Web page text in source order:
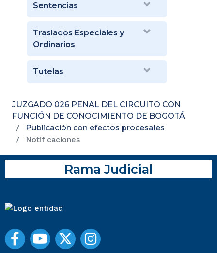
Sentencias
Traslados Especiales y
Ordinarios
Tutelas
JUZGADO 026 PENAL DEL CIRCUITO CON
FUNCIÓN DE CONOCIMIENTO DE BOGOTÁ
Publicación con efectos procesales
Notificaciones
Rama Judicial